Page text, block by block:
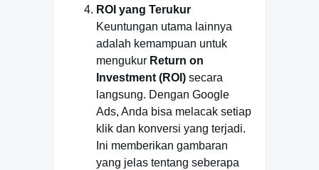
ROI yang Terukur
Keuntungan utama lainnya
adalah kemampuan untuk
mengukur Return on
Investment (ROI) secara
langsung. Dengan Google
Ads, Anda bisa melacak setiap
klik dan konversi yang terjadi.
Ini memberikan gambaran
yang jelas tentang seberapa